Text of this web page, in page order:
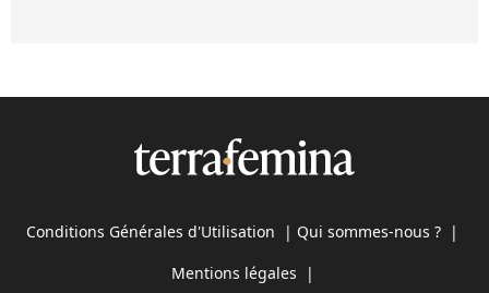
Conditions Générales d'Utilisation | Qui sommes-nous ? |
Mentions légales |